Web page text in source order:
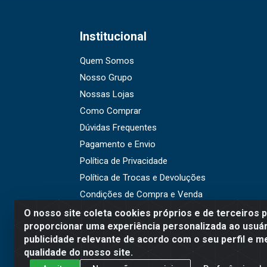
O nosso site coleta cookies próprios e de terceiros
proporcionar uma experiência personalizada ao
publicidade relevante de acordo com o seu perfil e
qualidade do nosso site.
Institucional
Quem Somos
Nosso Grupo
Nossas Lojas
Como Comprar
Dúvidas Frequentes
Pagamento e Envio
Política de Privacidade
Política de Trocas e Devoluções
Condições de Compra e Venda
WR Embalagens - R. Cel.